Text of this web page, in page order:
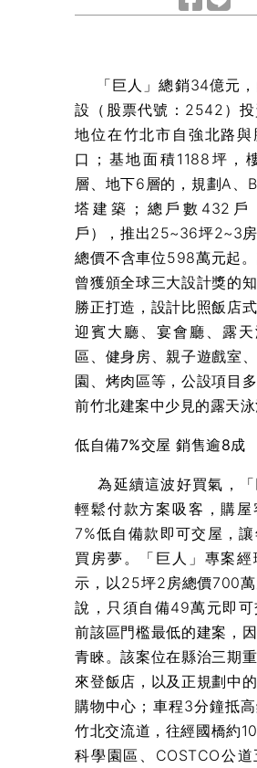
「巨人」總銷34億元，
設（股票代號：2542）
地位在竹北市自強北路與
口；基地面積1188坪，
層、地下6層的，規劃A、
塔建築；總戶數432戶
戶），推出25~36坪2~3
總價不含車位598萬元起
曾獲頒全球三大設計獎的
勝正打造，設計比照飯店
迎賓大廳、宴會廳、露天
區、健身房、親子遊戲室
園、烤肉區等，公設項目
前竹北建案中少見的露天泳
低自備7%交屋 銷售逾8成
為延續這波好買氣，「
輕鬆付款方案吸客，購屋
7%低自備款即可交屋，
買房夢。「巨人」專案經
示，以25坪2房總價700
說，只須自備49萬元即可
前該區門檻最低的建案，
青睞。該案位在縣治三期
來登飯店，以及正規劃中
購物中心；車程3分鐘抵高
竹北交流道，往經國橋約
科學園區、COSTCO公